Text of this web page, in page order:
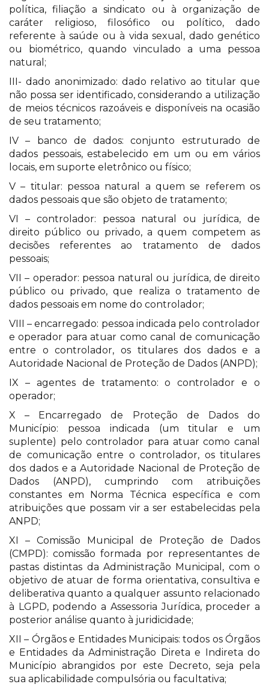
política, filiação a sindicato ou à organização de
caráter religioso, filosófico ou político, dado
referente à saúde ou à vida sexual, dado genético
ou biométrico, quando vinculado a uma pessoa
natural;
III- dado anonimizado: dado relativo ao titular que
não possa ser identificado, considerando a utilização
de meios técnicos razoáveis e disponíveis na ocasião
de seu tratamento;
IV – banco de dados: conjunto estruturado de
dados pessoais, estabelecido em um ou em vários
locais, em suporte eletrônico ou físico;
V – titular: pessoa natural a quem se referem os
dados pessoais que são objeto de tratamento;
VI – controlador: pessoa natural ou jurídica, de
direito público ou privado, a quem competem as
decisões referentes ao tratamento de dados
pessoais;
VII – operador: pessoa natural ou jurídica, de direito
público ou privado, que realiza o tratamento de
dados pessoais em nome do controlador;
VIII – encarregado: pessoa indicada pelo controlador
e operador para atuar como canal de comunicação
entre o controlador, os titulares dos dados e a
Autoridade Nacional de Proteção de Dados (ANPD);
IX – agentes de tratamento: o controlador e o
operador;
X – Encarregado de Proteção de Dados do
Município: pessoa indicada (um titular e um
suplente) pelo controlador para atuar como canal
de comunicação entre o controlador, os titulares
dos dados e a Autoridade Nacional de Proteção de
Dados (ANPD), cumprindo com atribuições
constantes em Norma Técnica específica e com
atribuições que possam vir a ser estabelecidas pela
ANPD;
XI – Comissão Municipal de Proteção de Dados
(CMPD): comissão formada por representantes de
pastas distintas da Administração Municipal, com o
objetivo de atuar de forma orientativa, consultiva e
deliberativa quanto a qualquer assunto relacionado
à LGPD, podendo a Assessoria Jurídica, proceder a
posterior análise quanto à juridicidade;
XII – Órgãos e Entidades Municipais: todos os Órgãos
e Entidades da Administração Direta e Indireta do
Município abrangidos por este Decreto, seja pela
sua aplicabilidade compulsória ou facultativa;